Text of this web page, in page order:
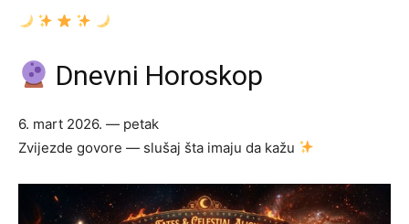
Dnevni Horoskop
6. mart 2026. — petak
Zvijezde govore — slušaj šta imaju da kažu